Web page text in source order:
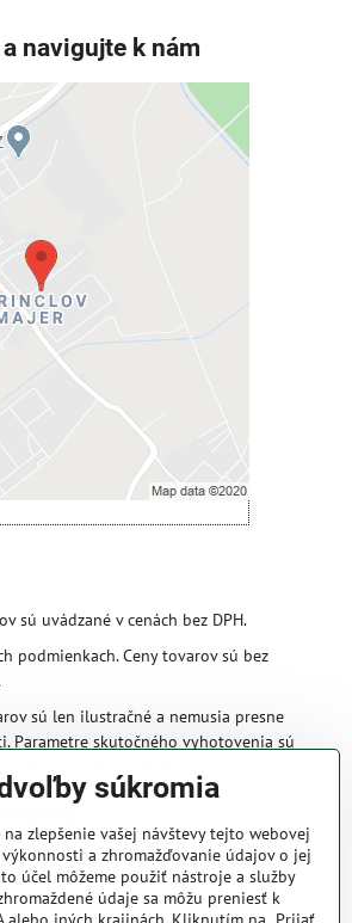
navigujte k nám
je blokovaný
externý obsah?
tentokrát
- súhlas s druhom
Funkčné
v novom okne
sú uvádzané v cenách bez DPH.
podmienkach. Ceny tovarov sú bez
sú len ilustračné a nemusia presne
Parametre skutočného vyhotovenia sú
zaručujú bezproblémové spracovanie
súkromia
zlepšenie vašej návštevy tejto webovej
a zhromažďovanie údajov o jej
účel môžeme použiť nástroje a služby
údaje sa môžu preniesť k